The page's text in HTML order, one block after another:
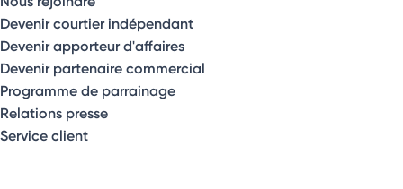
Devenir courtier indépendant
Devenir apporteur d'affaires
Devenir partenaire commercial
Programme de parrainage
Relations presse
Service client